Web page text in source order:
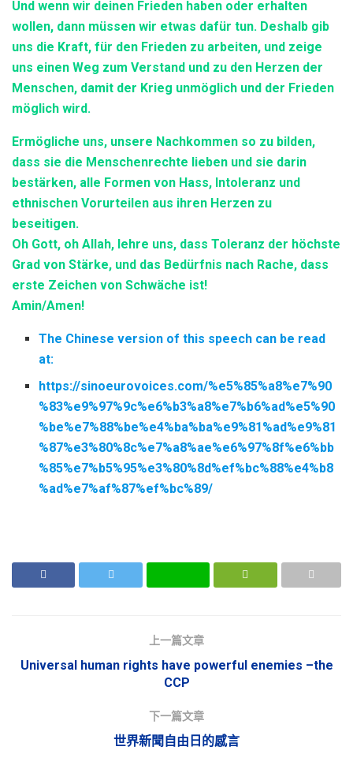
Und wenn wir deinen Frieden haben oder erhalten
wollen, dann müssen wir etwas dafür tun. Deshalb gib
uns die Kraft, für den Frieden zu arbeiten, und zeige
uns einen Weg zum Verstand und zu den Herzen der
Menschen, damit der Krieg unmöglich und der Frieden
möglich wird.
Ermögliche uns, unsere Nachkommen so zu bilden,
dass sie die Menschenrechte lieben und sie darin
bestärken, alle Formen von Hass, Intoleranz und
ethnischen Vorurteilen aus ihren Herzen zu
beseitigen.
Oh Gott, oh Allah, lehre uns, dass Toleranz der höchste
Grad von Stärke, und das Bedürfnis nach Rache, dass
erste Zeichen von Schwäche ist!
Amin/Amen!
The Chinese version of this speech can be read
at:
https://sinoeurovoices.com/%e5%85%a8%e7%90
%83%e9%97%9c%e6%b3%a8%e7%b6%ad%e5%90
%be%e7%88%be%e4%ba%ba%e9%81%ad%e9%81
%87%e3%80%8c%e7%a8%ae%e6%97%8f%e6%bb
%85%e7%b5%95%e3%80%8d%ef%bc%88%e4%b8
%ad%e7%af%87%ef%bc%89/
上一篇文章
Universal human rights have powerful enemies –the
CCP
下一篇文章
世界新聞自由日的感言